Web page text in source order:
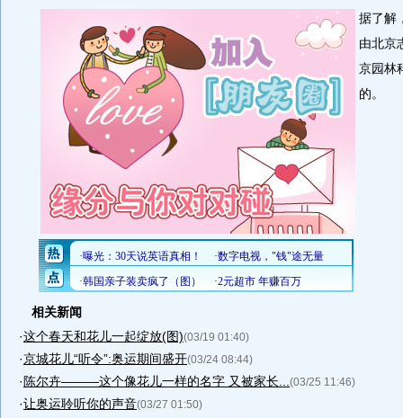
据了解
由北京
京园林
的。
相关新闻
·这个春天和花儿一起绽放(图)(03/19 01:40)
·京城花儿“听令”:奥运期间盛开(03/24 08:44)
· 陈尔卉———这个像花儿一样的名字 又被家长... (03/25 11:46)
·让奥运聆听你的声音(03/27 01:50)